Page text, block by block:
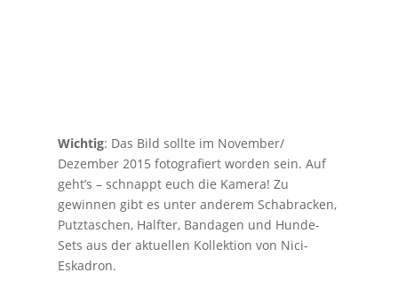
Wichtig: Das Bild sollte im November/
Dezember 2015 fotografiert worden sein. Auf
geht’s – schnappt euch die Kamera! Zu
gewinnen gibt es unter anderem Schabracken,
Putztaschen, Halfter, Bandagen und Hunde-
Sets aus der aktuellen Kollektion von Nici-
Eskadron.